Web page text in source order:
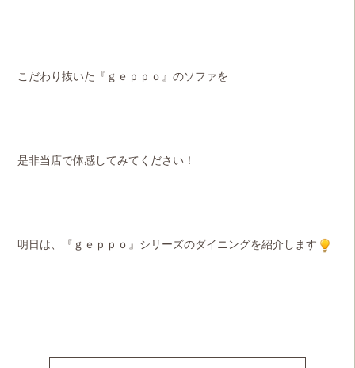
こだわり抜いた『ｇｅｐｐｏ』のソファを
是非当店で体感してみてください！
明日は、『ｇｅｐｐｏ』シリーズのダイニングを紹介します